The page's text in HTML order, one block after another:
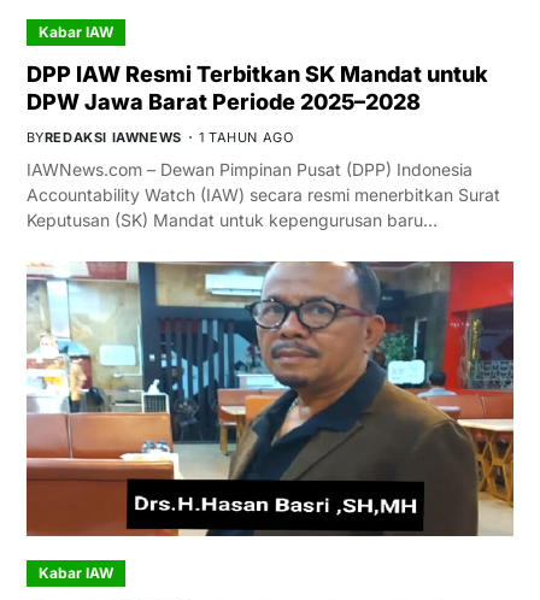
Kabar IAW
DPP IAW Resmi Terbitkan SK Mandat untuk
DPW Jawa Barat Periode 2025–2028
BYREDAKSI IAWNEWS 1 TAHUN AGO
IAWNews.com – Dewan Pimpinan Pusat (DPP) Indonesia
Accountability Watch (IAW) secara resmi menerbitkan Surat
Keputusan (SK) Mandat untuk kepengurusan baru…
Kabar IAW